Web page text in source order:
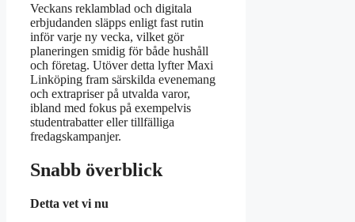
Veckans reklamblad och digitala
erbjudanden släpps enligt fast rutin
inför varje ny vecka, vilket gör
planeringen smidig för både hushåll
och företag. Utöver detta lyfter Maxi
Linköping fram särskilda evenemang
och extrapriser på utvalda varor,
ibland med fokus på exempelvis
studentrabatter eller tillfälliga
fredagskampanjer.
Snabb överblick
Detta vet vi nu